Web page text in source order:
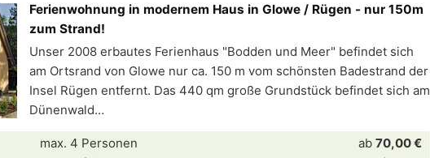
Ferienwohnung in modernem Haus in Glowe / Rügen - nur 150m
zum Strand!
Unser 2008 erbautes Ferienhaus "Bodden und Meer" befindet sich
am Ortsrand von Glowe nur ca. 150 m vom schönsten Badestrand der
Insel Rügen entfernt. Das 440 qm große Grundstück befindet sich am
Dünenwald
max. 4 Personen
ab 70,00 €